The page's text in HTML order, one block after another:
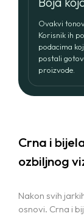
Ovakvi
Korisnik ih
podacima
postali
proizvode.
Crna i
ozbiljnog
Nakon svih
osnovi. Crna i